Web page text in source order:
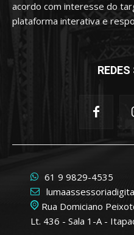
acordo com interesse do
plataforma interativa e
61 9 9829-4535
Rua Domiciano
Lt. 436 - Sala 1-A -